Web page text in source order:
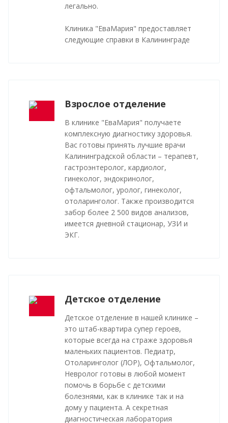
легально.
Клиника "ЕваМария" предоставляет
следующие справки в Калининграде
Взрослое отделение
В клинике "ЕваМария" получаете
комплексную диагностику здоровья.
Вас готовы принять лучшие врачи
Калининградской области – терапевт,
гастроэнтеролог, кардиолог,
гинеколог, эндокринолог,
офтальмолог, уролог, гинеколог,
отоларинголог. Также производится
забор более 2 500 видов анализов,
имеется дневной стационар, УЗИ и
ЭКГ.
Детское отделение
Детское отделение в нашей клинике –
это штаб-квартира супер героев,
которые всегда на страже здоровья
маленьких пациентов. Педиатр,
Отоларинголог (ЛОР), Офтальмолог,
Невролог готовы в любой момент
помочь в борьбе с детскими
болезнями, как в клинике так и на
дому у пациента. А секретная
диагностическая лаборатория